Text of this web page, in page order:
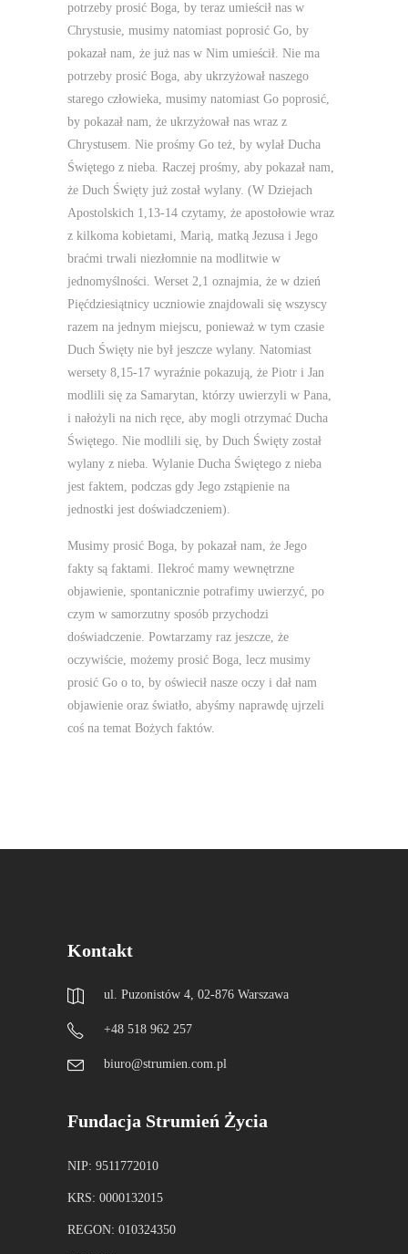
potrzeby prosić Boga, by teraz umieścił nas w
Chrystusie, musimy natomiast poprosić Go, by
pokazał nam, że już nas w Nim umieścił. Nie ma
potrzeby prosić Boga, aby ukrzyżował naszego
starego człowieka, musimy natomiast Go poprosić,
by pokazał nam, że ukrzyżował nas wraz z
Chrystusem. Nie prośmy Go też, by wylał Ducha
Świętego z nieba. Raczej prośmy, aby pokazał nam,
że Duch Święty już został wylany. (W Dziejach
Apostolskich 1,13-14 czytamy, że apostołowie wraz
z kilkoma kobietami, Marią, matką Jezusa i Jego
braćmi trwali niezłomnie na modlitwie w
jednomyślności. Werset 2,1 oznajmia, że w dzień
Pięćdziesiątnicy uczniowie znajdowali się wszyscy
razem na jednym miejscu, ponieważ w tym czasie
Duch Święty nie był jeszcze wylany. Natomiast
wersety 8,15-17 wyraźnie pokazują, że Piotr i Jan
modlili się za Samarytan, którzy uwierzyli w Pana,
i nałożyli na nich ręce, aby mogli otrzymać Ducha
Świętego. Nie modlili się, by Duch Święty został
wylany z nieba. Wylanie Ducha Świętego z nieba
jest faktem, podczas gdy Jego zstąpienie na
jednostki jest doświadczeniem).
Musimy prosić Boga, by pokazał nam, że Jego
fakty są faktami. Ilekroć mamy wewnętrzne
objawienie, spontanicznie potrafimy uwierzyć, po
czym w samorzutny sposób przychodzi
doświadczenie. Powtarzamy raz jeszcze, że
oczywiście, możemy prosić Boga, lecz musimy
prosić Go o to, by oświecił nasze oczy i dał nam
objawienie oraz światło, abyśmy naprawdę ujrzeli
coś na temat Bożych faktów.
Kontakt
ul. Puzonistów 4, 02-876 Warszawa
+48 518 962 257
biuro@strumien.com.pl
Fundacja Strumień Życia
NIP: 9511772010
KRS: 0000132015
REGON: 010324350